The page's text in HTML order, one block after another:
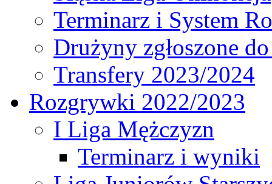
Terminarz i System
Drużyny zgłoszone
Transfery 2023/2024
Rozgrywki 2022/2023
I Liga Mężczyzn
Terminarz i wyniki